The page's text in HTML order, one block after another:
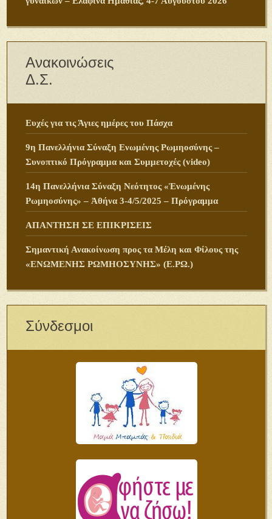
Ανακοινώσεις
Δ.Σ.
Ευχές για τις Άγιες ημέρες του Πάσχα
9η Πανελλήνια Σύναξη Ενωμένης Ρωμηοσύνης –
Συνοπτικό Πρόγραμμα και Συμμετοχές (video)
14η Πανελλήνια Σύναξη Νεότητος «Ἑνωμένης
Ρωμηοσύνης» – Ἀθήνα 3-4/5/2025 – Πρόγραμμα
ΑΠΑΝΤΗΣΗ ΣΕ ΕΠΙΚΡΙΣΕΙΣ
Σημαντική Ανακοίνωση προς τα Μέλη και Φίλους της
«ΕΝΩΜΕΝΗΣ ΡΩΜΗΟΣΥΝΗΣ» (Ε.ΡΩ.)
Σύνδεσμοι